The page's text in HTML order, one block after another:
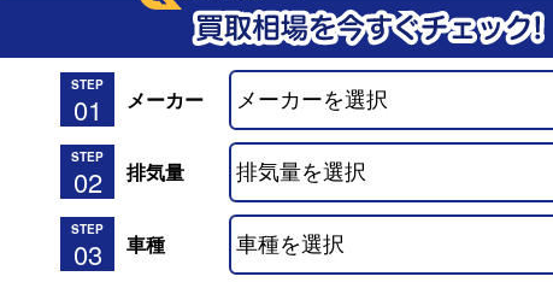
STEP
01 メーカー
STEP
02 排気量
STEP
03 車種